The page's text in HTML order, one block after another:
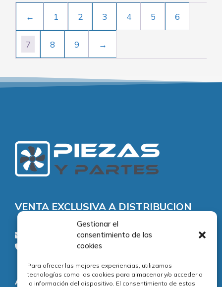
Gestionar el
consentimiento de las
cookies
Para ofrecer las mejores experiencias, utilizamos
tecnologías como las cookies para almacenar y/o acceder a
la información del dispositivo. El consentimiento de estas
← 1 2 3 4 5 6
7 8 9 →
VENTA EXCLUSIVA A DISTRIBUCION
consultas@piezasypartes.es
Tel.: 91 811 73 02
Adecuación normativa